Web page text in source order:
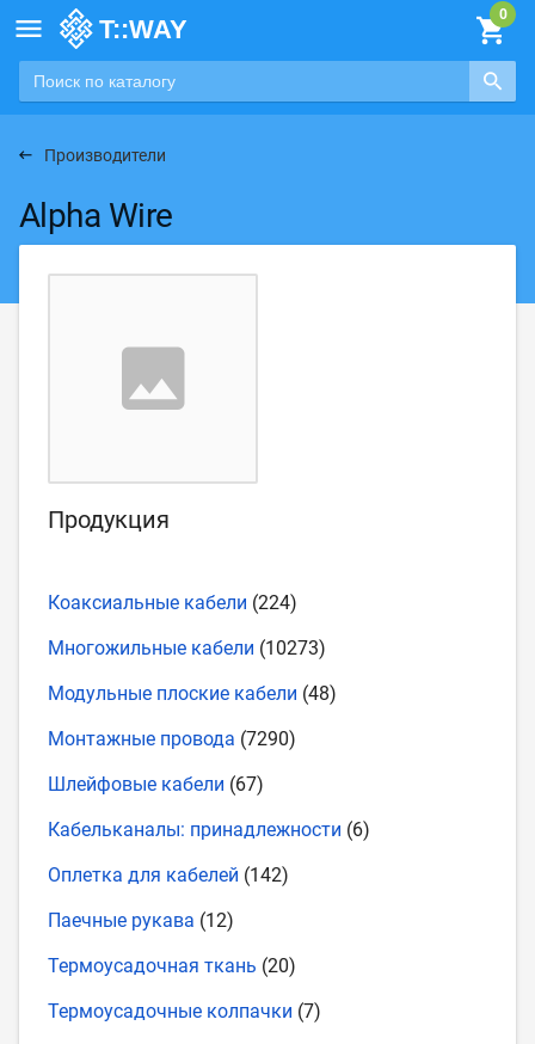

Производители
Alpha Wire
Продукция
Коаксиальные кабели (224)
Многожильные кабели (10273)
Модульные плоские кабели (48)
Монтажные провода (7290)
Шлейфовые кабели (67)
Кабельканалы: принадлежности (6)
Оплетка для кабелей (142)
Паечные рукава (12)
Термоусадочная ткань (20)
Термоусадочные колпачки (7)